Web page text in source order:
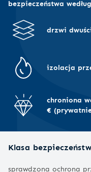
bezpieczeństwa
drzwi
izolacja
chroniona
€
Klasa
sprawdzona ochrona